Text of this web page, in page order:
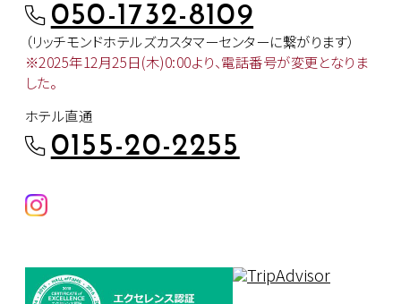
050-1732-8109
（リッチモンドホテルズカスタマーセンターに繋がります）
※2025年12月25日(木)0:00より、電話番号が変更となりま
した。
ホテル直通
0155-20-2255